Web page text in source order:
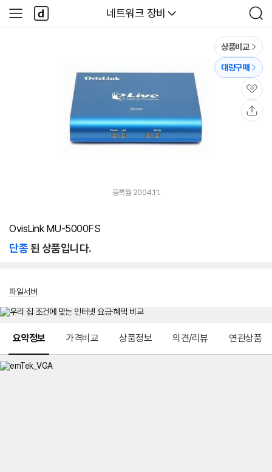
다나와
네트워크 장비
검
색
사
이
다
나
와
상품비교
대량구매
관
심
등록월 2004.11.
OvisLink MU-5000FS
단종된 상품입니다.
파일서버
요약정보 가격비교 상품정보 의견/리뷰 연관상품